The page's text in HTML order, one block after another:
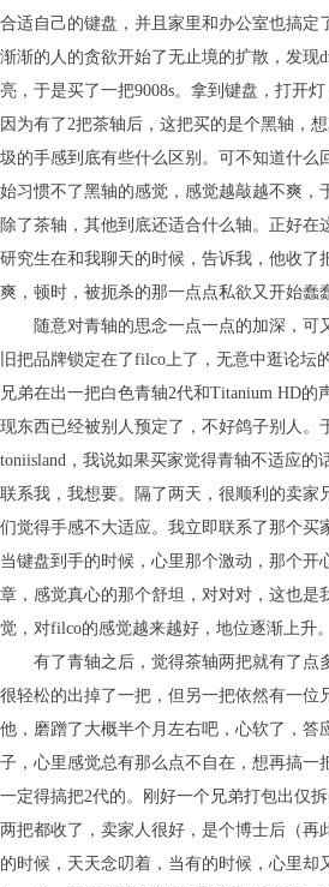
合适自己的键盘，并且家里和办公室也搞定
渐渐的人的贪欲开始了无止境的扩散，发现
亮，于是买了一把9008s。拿到键盘，打开
因为有了2把茶轴后，这把买的是个黑轴，
圾的手感到底有些什么区别。可不知道什么
始习惯不了黑轴的感觉，感觉越敲越不爽，
除了茶轴，其他到底还适合什么轴。正好在
研究生在和我聊天的时候，告诉我，他收了
爽，顿时，被扼杀的那一点点私欲又开始蠢
随意对青轴的思念一点一点的加深，可
旧把品牌锁定在了filco上了，无意中逛论坛
兄弟在出一把白色青轴2代和Titanium HD的
现东西已经被别人预定了，不好鸽子别人。
toniisland，我说如果买家觉得青轴不适应的
联系我，我想要。隔了两天，很顺利的卖家
们觉得手感不大适应。我立即联系了那个买
当键盘到手的时候，心里那个激动，那个开
章，感觉真心的那个舒坦，对对对，这也是
觉，对filco的感觉越来越好，地位逐渐上升。
有了青轴之后，觉得茶轴两把就有了点
很轻松的出掉了一把，但另一把依然有一位
他，磨蹭了大概半个月左右吧，心软了，答
子，心里感觉总有那么点不自在，想再搞一
一定得搞把2代的。刚好一个兄弟打包出仅
两把都收了，卖家人很好，是个博士后（再
的时候，天天念叨着，当有的时候，心里却